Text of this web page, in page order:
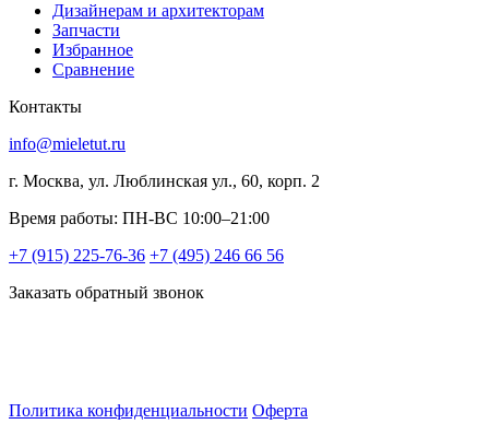
Дизайнерам и архитекторам
Запчасти
Избранное
Сравнение
Контакты
info@mieletut.ru
г. Москва, ул. Люблинская ул., 60, корп. 2
Время работы: ПН-ВС 10:00–21:00
+7 (915) 225-76-36 +7 (495) 246 66 56
Заказать обратный звонок
Политика конфиденциальности Оферта